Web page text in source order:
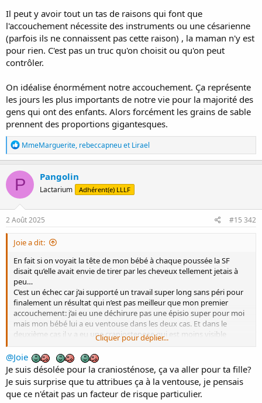
un accouchement physio c’est pour éviter la ventouse et donc c’est
cuisant comme échec
. En même temps je suis heureuse de ne
pas avoir terminé en cesarienne là ça aurait vraiment été le pire
Il peut y avoir tout un tas de raisons qui font que
l'accouchement nécessite des instruments ou une césarienne
(parfois ils ne connaissent pas cette raison) , la maman n'y est
pour rien. C'est pas un truc qu'on choisit ou qu'on peut
contrôler.
On idéalise énormément notre accouchement. Ça représente
les jours les plus importants de notre vie pour la majorité des
gens qui ont des enfants. Alors forcément les grains de sable
prennent des proportions gigantesques.
R
é
a
c
t
o
n
s
MmeMarguerite, rebeccapneuet Lirael
P Pangolin
Lactarium Adhérent(e) LLLF
2 Août 2025 #15 342
Joie a dit:
En fait si on voyait la tête de mon bébé à chaque poussée la SF
disait qu’elle avait envie de tirer par les cheveux tellement jetais à
peu…
C’est un échec car j’ai supporté un travail super long sans péri pour
finalement un résultat qui n’est pas meilleur que mon premier
accouchement: j’ai eu une déchirure pas une épisio super pour moi
mais mon bébé lui a eu ventouse dans les deux cas. Et dans le
deuxième cas il y a eu une craniostenose qui est moins visible
maintenant fort heureusement c’est une fille et les cheveux ça
pousse alors que pour ma première pas d’effet secondaire de la
ventouse. C’est plus se sentir responsable de ses choix vis a vis de
son enfant…Est-ce que j’aurais pu faire autrement pour lui éviter
cela? Est-ce que vouloir faire de la physio a été bénéfique quand
même?
Cliquer pour déplier...
@Joie
Je suis désolée pour la craniosténose, ça va aller pour ta fille?
Je suis surprise que tu attribues ça à la ventouse, je pensais
que ce n'était pas un facteur de risque particulier.